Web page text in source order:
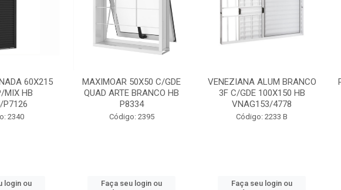
C/GDE
HB
2395
login ou
VENEZIANA ALUM BRANCO
3F C/GDE 100X150 HB
VNAG153/4778
Código: 2233 B
Faça seu login ou
PORTA LAMINADA BRANCA
85X215 DIR MIX HB P7134
Código: 2391
Faça seu login ou